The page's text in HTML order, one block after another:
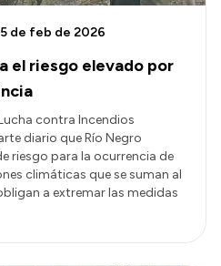
el riesgo elevado por
de feb de 2026
contra Incendios
diario que Río Negro
riesgo para la ocurrencia de
climáticas que se suman al
a extremar las medidas